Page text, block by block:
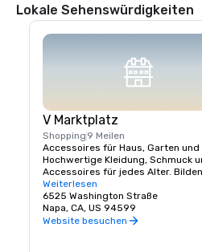
Lokale Sehenswürdigkeiten
V Marktplatz
Shopping 9 Meilen
Accessoires für Haus, Garten und
Hochwertige Kleidung, Schmuck
Accessoires für jedes Alter.
Kunst, Gourmetgerichte, Pralinen,
und Weinproben. Romantische
Geschenke und Sammlerstücke
Napa Valley und der ganzen Welt,
Weiterlesen
6525 Washington Straße
Napa, CA, US 94599
Website besuchen